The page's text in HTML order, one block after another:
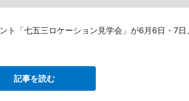
ト「七五三ロケーション見学会」が6月6日・7日
記事を読む